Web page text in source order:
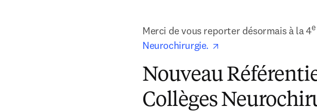
Merci de vous reporter désormais à la 4e
Neurochirurgie.
Nouveau
Collèges